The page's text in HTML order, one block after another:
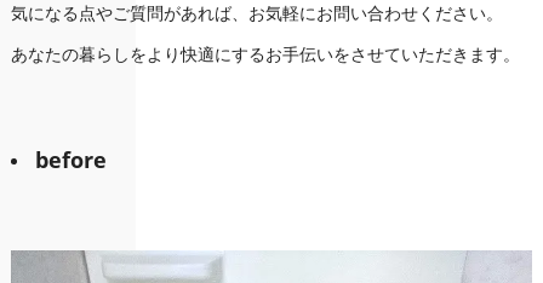
気になる点やご質問があれば、お気軽にお問い合わせください。
あなたの暮らしをより快適にするお手伝いをさせていただきます。
before